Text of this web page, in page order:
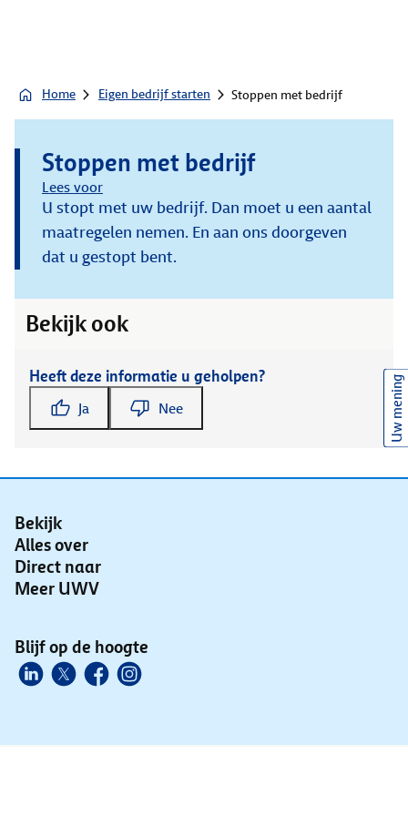
Home Eigen bedrijf starten Stoppen met bedrijf
Stoppen met bedrijf
Lees voor
U stopt met uw bedrijf. Dan moet u een aantal
maatregelen nemen. En aan ons doorgeven
dat u gestopt bent.
Bekijk ook
Heeft deze informatie u geholpen?
Ja Nee
Bekijk
Alles over
Direct naar
Meer UWV
Blijf op de hoogte
Uw mening